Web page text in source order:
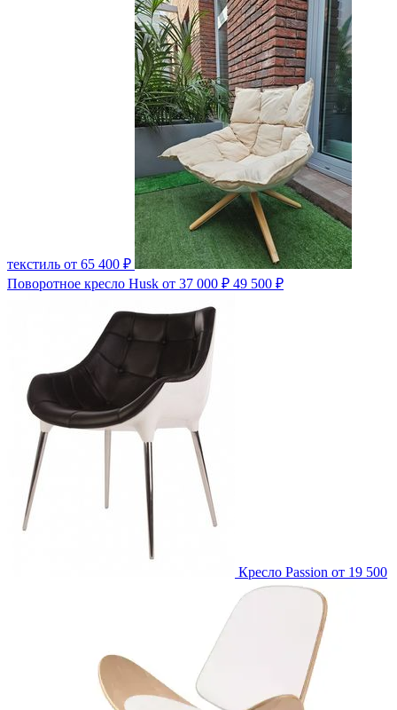
текстиль от 65 400 ₽
Поворотное кресло Husk от 37 000 ₽ 49 500 ₽
Кресло Passion от 19 500